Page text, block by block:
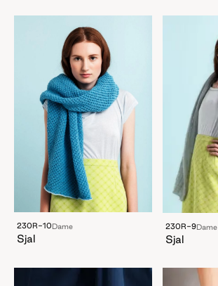
230R-10 Dame
Sjal
230R-9Dame
Sjal